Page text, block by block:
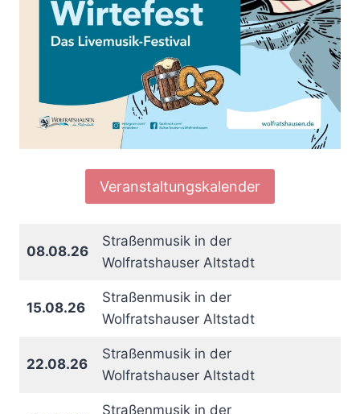
Veranstaltungskalender
08.08.26
Straßenmusik in der
Wolfratshauser Altstadt
15.08.26
Straßenmusik in der
Wolfratshauser Altstadt
22.08.26
Straßenmusik in der
Wolfratshauser Altstadt
Straßenmusik in der